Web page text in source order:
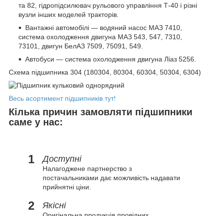
та 82, гідропідсилювач рульового управління Т-40 і різні
вузли інших моделей тракторів.
Вантажні автомобілі — водяний насос МАЗ 7410,
система охолодження двигуна МАЗ 543, 547, 7310,
73101, двигун БелАЗ 7509, 75091, 549.
Автобуси — система охолодження двигуна Ліаз 5256.
Схема підшипника 304 (180304, 80304, 60304, 50304, 6304)
Весь асортимент підшипників тут!
Кілька причин замовляти підшипники
саме у нас:
1 Доступні
Налагоджене партнерство з
постачальниками дає можливість надавати
прийнятні ціни.
2 Якісні